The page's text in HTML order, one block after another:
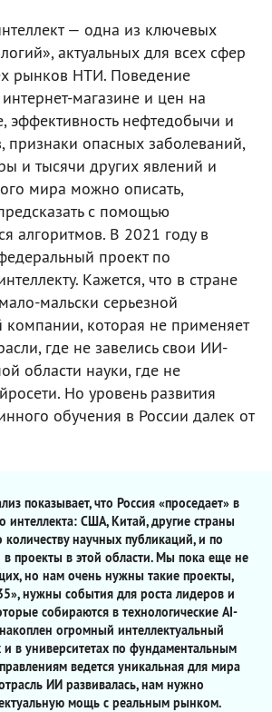
— одна из ключевых
актуальных для всех сфер
рынков НТИ. Поведение
магазине и цен на
нефтедобычи и
признаки опасных заболеваний,
и тысячи других явлений и
мира можно описать,
с помощью
алгоритмов. В 2021 году в
проект по
Кажется, что в стране
мальски серьезной
компании, которая не применяет
где не завелись свои ИИ-
области науки, где не
Но уровень развития
обучения в России далек от
показывает, что Россия «проседает» в
интеллекта: США, Китай, другие страны
научных публикаций, и по
проекты в этой области. Мы пока еще не
но нам очень нужны такие проекты,
нужны события для роста лидеров и
собираются в технологические AI-
огромный интеллектуальный
в университетах по фундаментальным
ведется уникальная для мира
ИИ развивалась, нам нужно
мощь с реальным рынком.